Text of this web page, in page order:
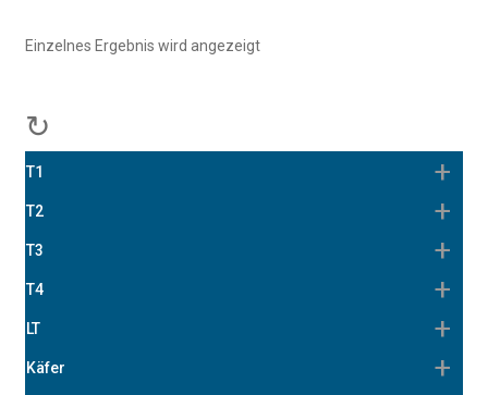
Einzelnes Ergebnis wird angezeigt
↻
T1
T2
T3
T4
LT
Käfer